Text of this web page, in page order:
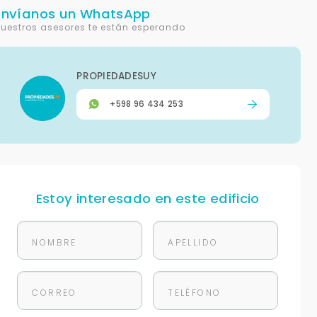
un WhatsApp
asesores te están esperando
PROPIEDADESUY
+598 96 434 253
Estoy interesado en este edificio